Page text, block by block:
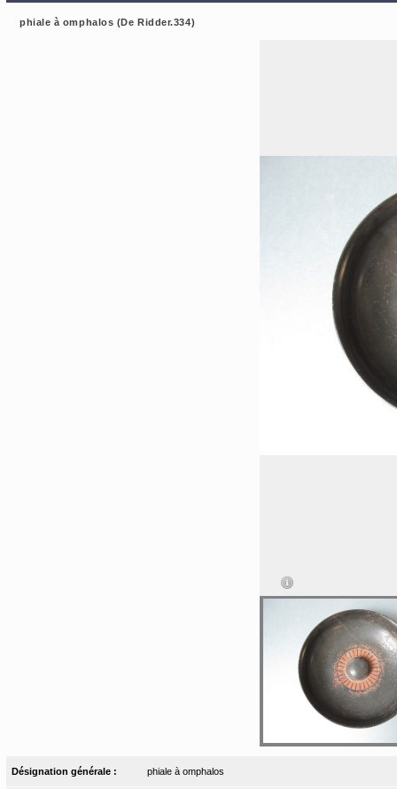
phiale à omphalos (De Ridder.334)
Désignation générale : phiale à omphalos